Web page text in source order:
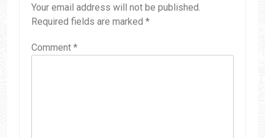
Your email address will not be published.
Required fields are marked *
Comment *